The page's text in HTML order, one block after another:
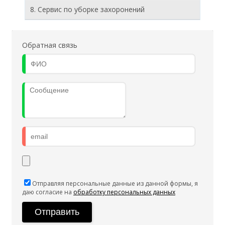
8. Cервис по уборке захоронений
Обратная связь
Отправляя персональные данные из данной формы, я
даю согласие на обработку персональных данных